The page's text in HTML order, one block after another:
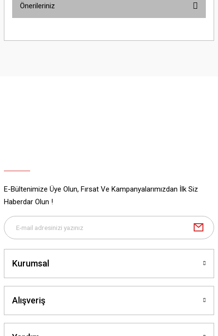
Önerileriniz
yetersiz gördüğünüz noktaları öneri formunu kullanarak tarafımıza
E-Bültenimize Üye Olun, Fırsat Ve Kampanyalarımızdan İlk Siz
Haberdar Olun !
Kurumsal
Alışveriş